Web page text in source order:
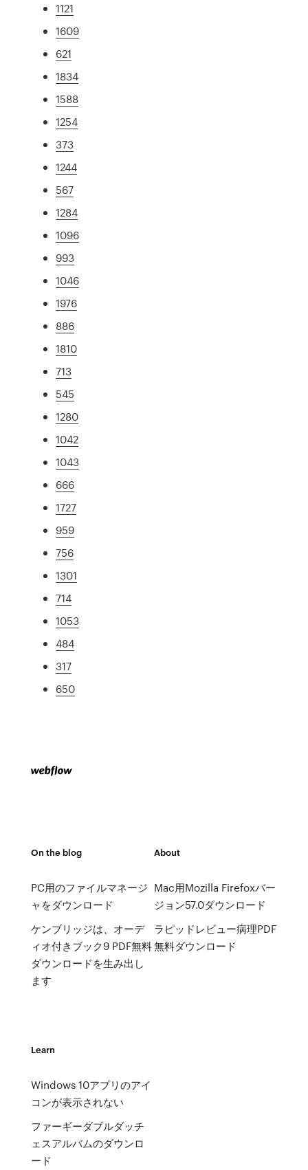
1121
1609
621
1834
1588
1254
373
1244
567
1284
1096
993
1046
1976
886
1810
713
545
1280
1042
1043
666
1727
959
756
1301
714
1053
484
317
650
On the blog
PC用のファイルマネージ
ャをダウンロード
ケンブリッジは、オーデ
ィオ付きブック9 PDF無料
ダウンロードを生み出し
ます
About
Mac用Mozilla Firefoxバー
ジョン57.0ダウンロード
ラピッドレビュー病理PDF
無料ダウンロード
Learn
Windows 10アプリのアイ
コンが表示されない
ファーギーダブルダッチ
ェスアルバムのダウンロ
ード